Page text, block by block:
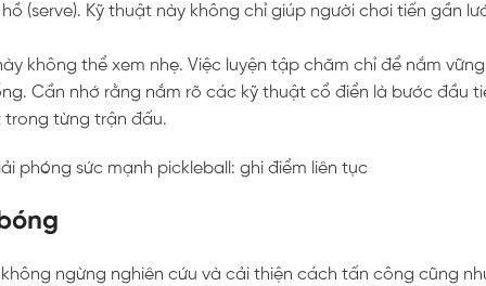
(serve). Kỹ thuật này không chỉ giúp người chơi tiến gần
không thể xem nhẹ. Việc luyện tập chăm chỉ để nắm
Cần nhớ rằng nắm rõ các kỹ thuật cổ điển là bước đầu
từng trận đấu.
ngừng nghiên cứu và cải thiện cách tấn công cũng